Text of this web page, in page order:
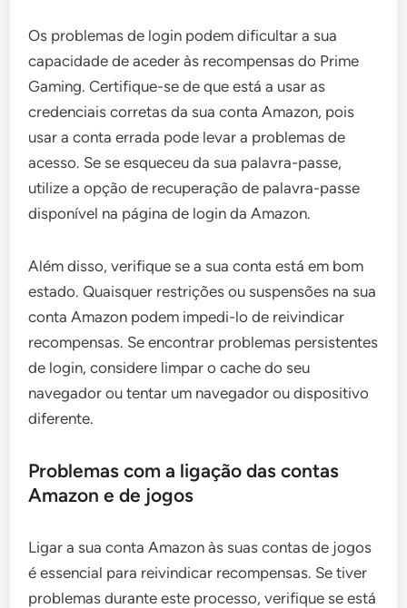
Os problemas de login podem dificultar a sua
capacidade de aceder às recompensas do Prime
Gaming. Certifique-se de que está a usar as
credenciais corretas da sua conta Amazon, pois
usar a conta errada pode levar a problemas de
acesso. Se se esqueceu da sua palavra-passe,
utilize a opção de recuperação de palavra-passe
disponível na página de login da Amazon.
Além disso, verifique se a sua conta está em bom
estado. Quaisquer restrições ou suspensões na sua
conta Amazon podem impedi-lo de reivindicar
recompensas. Se encontrar problemas persistentes
de login, considere limpar o cache do seu
navegador ou tentar um navegador ou dispositivo
diferente.
Problemas com a ligação das contas
Amazon e de jogos
Ligar a sua conta Amazon às suas contas de jogos
é essencial para reivindicar recompensas. Se tiver
problemas durante este processo, verifique se está